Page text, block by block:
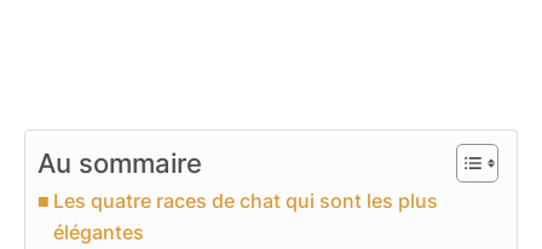
Au sommaire
Les quatre races de chat qui sont les plus
élégantes